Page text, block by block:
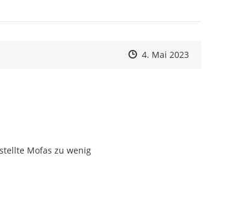
Zeitpunkt des Erstellens
Zeitpunkt des Erstellens
4. Mai 2023Zur Äußerung
Mofas zu wenig